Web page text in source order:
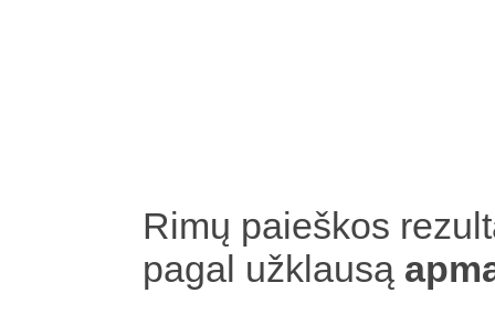
Rimų paieškos
pagal užklausą